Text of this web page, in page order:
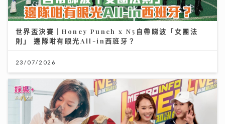
世界盃決賽｜Honey Punch x N5自帶睇波「女團法
則」 邊隊咁有眼光All-in西班牙？
23/07/2026